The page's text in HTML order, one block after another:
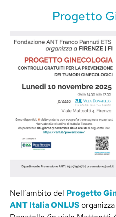
Progetto
Nell’ambito del Progetto
ANT Italia ONLUS